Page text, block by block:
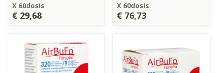
X 60dosis
€ 29,68
X 60dosis
€ 76,73